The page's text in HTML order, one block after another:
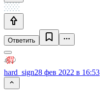
Ответить
hard_sign28 фев 2022 в 16:53